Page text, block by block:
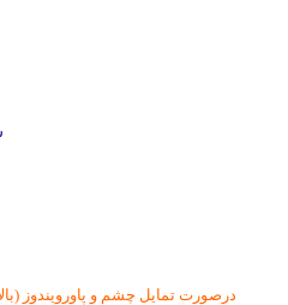
درصورت تمایل چشم و پاورویندوز